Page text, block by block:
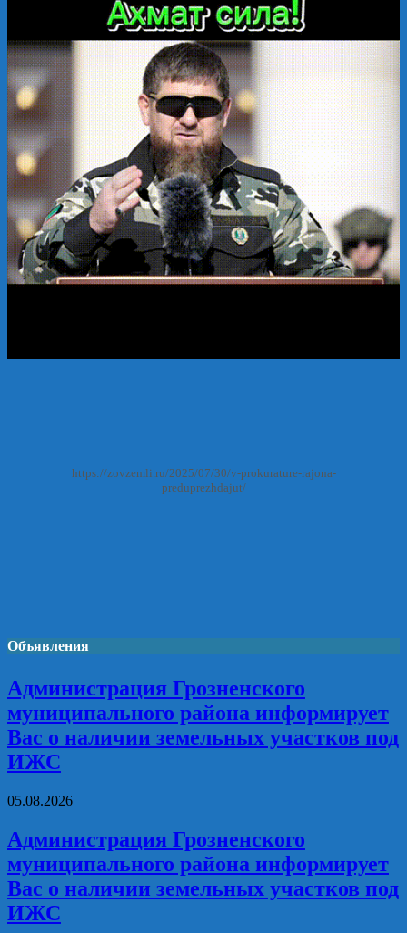
https://zovzemli.ru/2025/07/30/v-prokurature-rajona-
preduprezhdajut/
Объявления
Администрация Грозненского
муниципального района информирует
Вас о наличии земельных участков под
ИЖС
05.08.2026
Администрация Грозненского
муниципального района информирует
Вас о наличии земельных участков под
ИЖС